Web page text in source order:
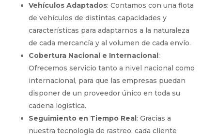
Vehículos Adaptados: Contamos con una flota
de vehículos de distintas capacidades y
características para adaptarnos a la naturaleza
de cada mercancía y al volumen de cada envío.
Cobertura Nacional e Internacional:
Ofrecemos servicio tanto a nivel nacional como
internacional, para que las empresas puedan
disponer de un proveedor único en toda su
cadena logística.
Seguimiento en Tiempo Real: Gracias a
nuestra tecnología de rastreo, cada cliente